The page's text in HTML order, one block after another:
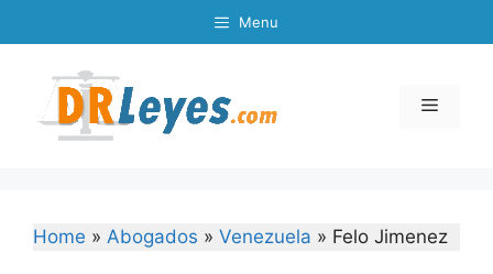
to
Menu
Menu
Home » Abogados » Venezuela » Felo Jimenez